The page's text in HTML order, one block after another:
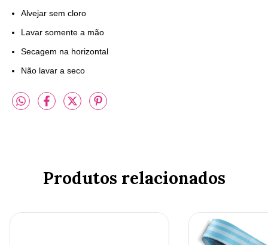
Alvejar sem cloro
Lavar somente a mão
Secagem na horizontal
Não lavar a seco
Produtos relacionados